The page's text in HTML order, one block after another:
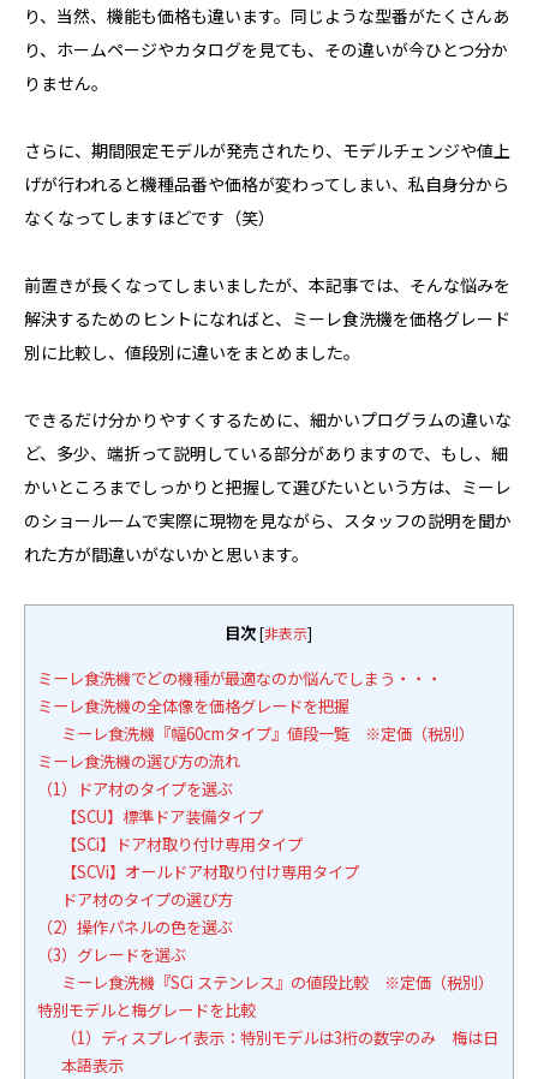
り、当然、機能も価格も違います。同じような型番がたくさんあ
り、ホームページやカタログを見ても、その違いが今ひとつ分か
りません。
さらに、期間限定モデルが発売されたり、モデルチェンジや値上
げが行われると機種品番や価格が変わってしまい、私自身分から
なくなってしますほどです（笑）
前置きが長くなってしまいましたが、本記事では、そんな悩みを
解決するためのヒントになればと、ミーレ食洗機を価格グレード
別に比較し、値段別に違いをまとめました。
できるだけ分かりやすくするために、細かいプログラムの違いな
ど、多少、端折って説明している部分がありますので、もし、細
かいところまでしっかりと把握して選びたいという方は、ミーレ
のショールームで実際に現物を見ながら、スタッフの説明を聞か
れた方が間違いがないかと思います。
目次 [非表示]
ミーレ食洗機でどの機種が最適なのか悩んでしまう・・・
ミーレ食洗機の全体像を価格グレードを把握
ミーレ食洗機『幅60cmタイプ』値段一覧 ※定価（税別）
ミーレ食洗機の選び方の流れ
（1）ドア材のタイプを選ぶ
【SCU】標準ドア装備タイプ
【SCi】ドア材取り付け専用タイプ
【SCVi】オールドア材取り付け専用タイプ
ドア材のタイプの選び方
（2）操作パネルの色を選ぶ
（3）グレードを選ぶ
ミーレ食洗機『SCi ステンレス』の値段比較 ※定価（税別）
特別モデルと梅グレードを比較
（1）ディスプレイ表示：特別モデルは3桁の数字のみ 梅は日
本語表示